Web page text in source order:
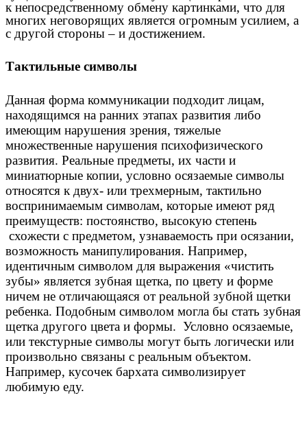
к непосредственному обмену картинками, что для
многих неговорящих является огромным усилием, а
с другой стороны – и достижением.
Тактильные символы
Данная форма коммуникации подходит лицам,
находящимся на ранних этапах развития либо
имеющим нарушения зрения, тяжелые
множественные нарушения психофизического
развития. Реальные предметы, их части и
миниатюрные копии, условно осязаемые символы
относятся к двух- или трехмерным, тактильно
воспринимаемым символам, которые имеют ряд
преимуществ: постоянство, высокую степень
схожести с предметом, узнаваемость при осязании,
возможность манипулирования. Например,
идентичным символом для выражения «чистить
зубы» является зубная щетка, по цвету и форме
ничем не отличающаяся от реальной зубной щетки
ребенка. Подобным символом могла бы стать зубная
щетка другого цвета и формы. Условно осязаемые,
или текстурные символы могут быть логически или
произвольно связаны с реальным объектом.
Например, кусочек бархата символизирует
любимую еду.